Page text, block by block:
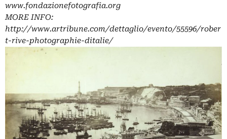
www.fondazionefotografia.org
MORE INFO:
http://www.artribune.com/dettaglio/evento/55596/rober
t-rive-photographie-ditalie/